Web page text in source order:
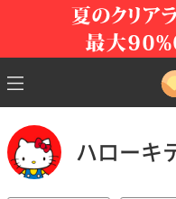
ハローキ